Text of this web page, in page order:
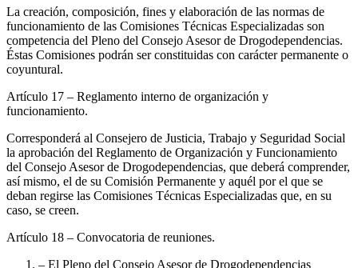
La creación, composición, fines y elaboración de las normas de
funcionamiento de las Comisiones Técnicas Especializadas son
competencia del Pleno del Consejo Asesor de Drogodependencias.
Éstas Comisiones podrán ser constituidas con carácter permanente o
coyuntural.
Artículo 17 – Reglamento interno de organización y
funcionamiento.
Corresponderá al Consejero de Justicia, Trabajo y Seguridad Social
la aprobación del Reglamento de Organización y Funcionamiento
del Consejo Asesor de Drogodependencias, que deberá comprender,
así mismo, el de su Comisión Permanente y aquél por el que se
deban regirse las Comisiones Técnicas Especializadas que, en su
caso, se creen.
Artículo 18 – Convocatoria de reuniones.
– El Pleno del Consejo Asesor de Drogodependencias